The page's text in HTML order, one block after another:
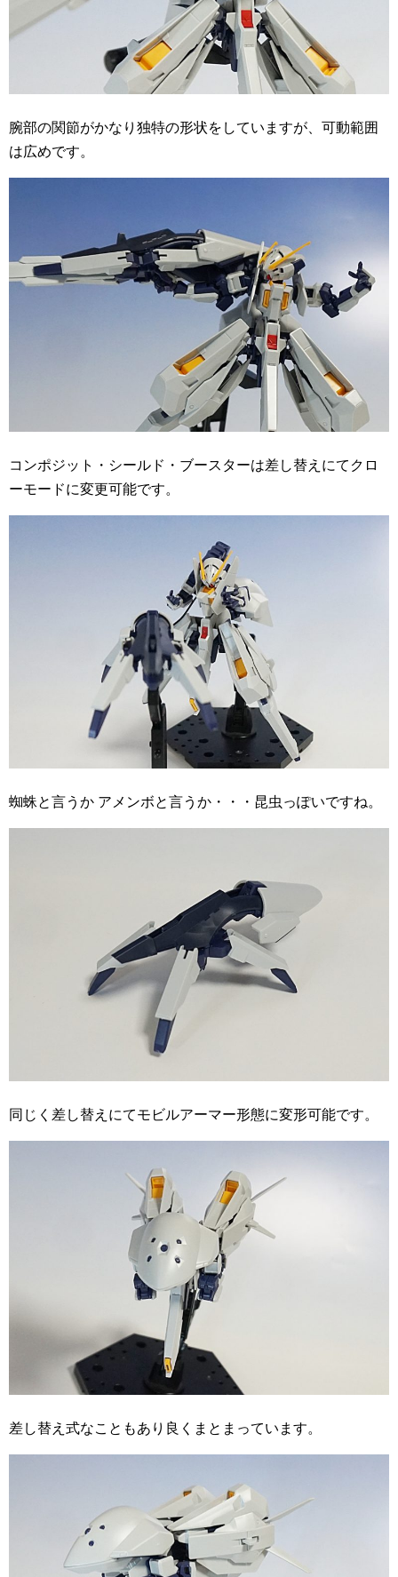
腕部の関節がかなり独特の形状をしていますが、可動範囲
は広めです。
コンポジット・シールド・ブースターは差し替えにてクロ
ーモードに変更可能です。
蜘蛛と言うか アメンボと言うか・・・昆虫っぽいですね。
同じく差し替えにてモビルアーマー形態に変形可能です。
差し替え式なこともあり良くまとまっています。